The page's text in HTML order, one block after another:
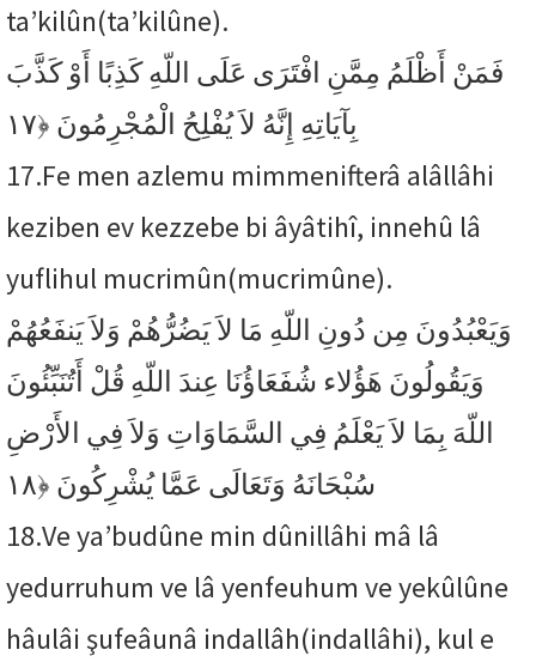
ta’kilûn(ta’kilûne).
فَمَنْ أَظْلَمُ مِمَّنِ افْتَرَى عَلَى اللّهِ كَذِبًا أَوْ كَذَّبَ
بِآيَاتِهِ إِنَّهُ لاَ يُفْلِحُ الْمُجْرِمُونَ ﴿١٧
17.Fe men azlemu mimmenifterâ alâllâhi
keziben ev kezzebe bi âyâtihî, innehû lâ
yuflihul mucrimûn(mucrimûne).
وَيَعْبُدُونَ مِن دُونِ اللّهِ مَا لاَ يَضُرُّهُمْ وَلاَ يَنفَعُهُمْ
وَيَقُولُونَ هَؤُلاء شُفَعَاؤُنَا عِندَ اللّهِ قُلْ أَتُنَبِّئُونَ
اللّهَ بِمَا لاَ يَعْلَمُ فِي السَّمَاوَاتِ وَلاَ فِي الأَرْضِ
سُبْحَانَهُ وَتَعَالَى عَمَّا يُشْرِكُونَ ﴿١٨
18.Ve ya’budûne min dûnillâhi mâ lâ
yedurruhum ve lâ yenfeuhum ve yekûlûne
hâulâi şufeâunâ indallâh(indallâhi), kul e